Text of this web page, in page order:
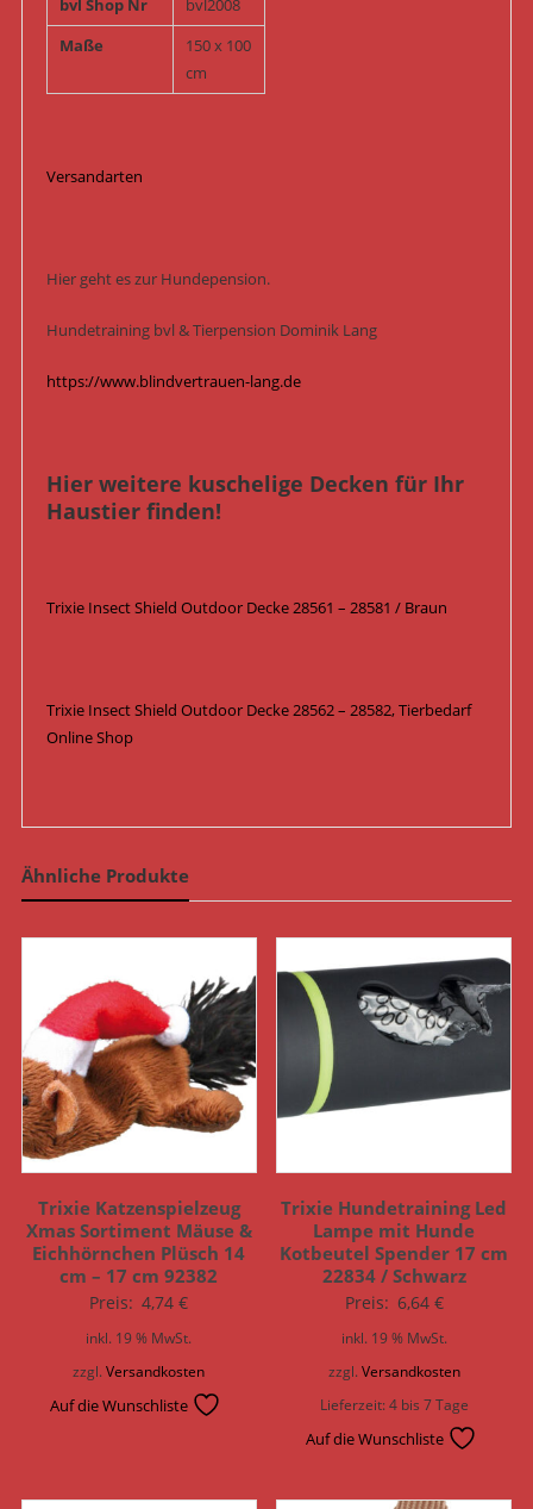
bvl Shop Nr
bvl2008
Maße
150 x 100
cm
Versandarten
Hier geht es zur Hundepension.
Hundetraining bvl & Tierpension Dominik Lang
https://www.blindvertrauen-lang.de
Hier weitere kuschelige Decken für Ihr
Haustier finden!
Trixie Insect Shield Outdoor Decke 28561 – 28581 / Braun
Trixie Insect Shield Outdoor Decke 28562 – 28582, Tierbedarf
Online Shop
Ähnliche Produkte
Trixie Katzenspielzeug
Xmas Sortiment Mäuse &
Eichhörnchen Plüsch 14
cm – 17 cm 92382
Preis: 4,74€
inkl. 19 % MwSt.
zzgl.Versandkosten
Auf die Wunschliste
Trixie Hundetraining Led
Lampe mit Hunde
Kotbeutel Spender 17 cm
22834 / Schwarz
Preis: 6,64 €
inkl. 19 % MwSt.
zzgl. Versandkosten
Lieferzeit:4 bis 7 Tage
Auf die Wunschliste